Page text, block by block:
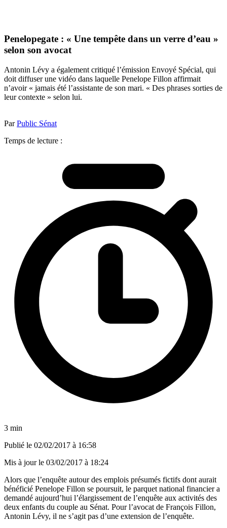
Penelopegate : « Une tempête dans un verre d’eau »
selon son avocat
Antonin Lévy a également critiqué l’émission Envoyé Spécial, qui
doit diffuser une vidéo dans laquelle Penelope Fillon affirmait
n’avoir « jamais été l’assistante de son mari. « Des phrases sorties de
leur contexte » selon lui.
ParPublic Sénat
Temps de lecture :
3 min
Publié le 02/02/2017 à 16:58
Mis à jour le 03/02/2017 à 18:24
Alors que l’enquête autour des emplois présumés fictifs dont aurait
bénéficié Penelope Fillon se poursuit, le parquet national financier a
demandé aujourd’hui l’élargissement de l’enquête aux activités des
deux enfants du couple au Sénat. Pour l’avocat de François Fillon,
Antonin Lévy, il ne s’agit pas d’une extension de l’enquête.